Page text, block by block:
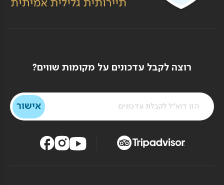
רוצה לקבל עדכונים על מקומות שווים?